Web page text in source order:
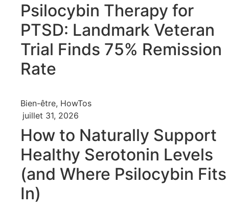
Psilocybin Therapy for
PTSD: Landmark Veteran
Trial Finds 75% Remission
Rate
Bien-être, HowTos
juillet 31, 2026
How to Naturally Support
Healthy Serotonin Levels
(and Where Psilocybin Fits
In)